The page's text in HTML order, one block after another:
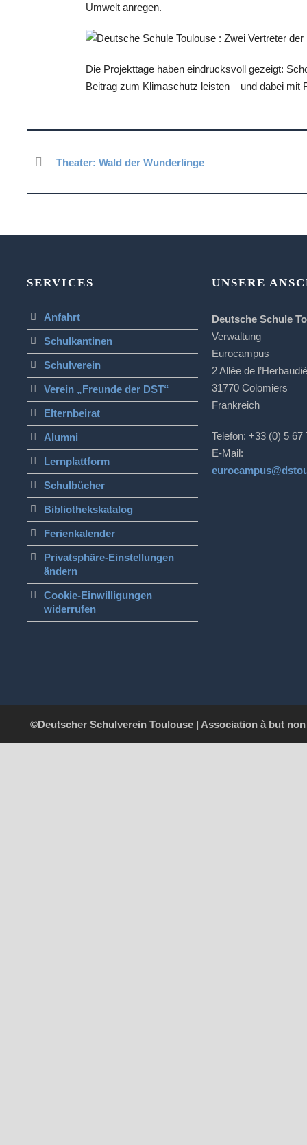
Umwelt anregen.
Die Projekttage haben eindrucksvoll gezeigt:
Beitrag zum Klimaschutz leisten – und dabei mit
Theater: Wald der Wunderlinge
SERVICES
Anfahrt
Schulkantinen
Schulverein
Verein „Freunde der DST“
Elternbeirat
Alumni
Lernplattform
Schulbücher
Bibliothekskatalog
Ferienkalender
Privatsphäre-Einstellungen
ändern
Cookie-Einwilligungen
widerrufen
UNSERE
Deutsche Schule
Verwaltung
Eurocampus
2 Allée de
31770 Colomiers
Frankreich
Telefon: +33 (0) 5 67
E-Mail:
©Deutscher Schulverein Toulouse | Association à but